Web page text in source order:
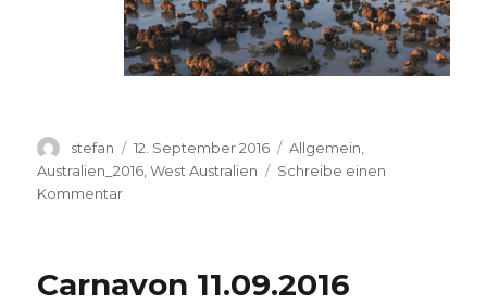
Autor
stefan
Veröffentlicht
am
12. September 2016 Kategorien
Allgemein
Australien_2016 ,West Australien
Schreibe einen
Kommentarzu
Carnavon 11.09.2016